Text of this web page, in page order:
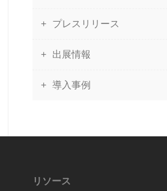
プレスリリース
出展情報
導入事例
リソース